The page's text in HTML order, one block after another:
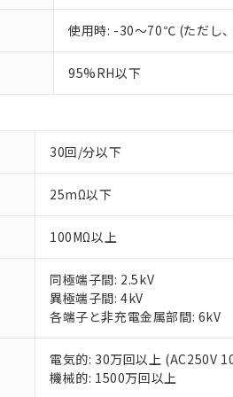
使用時: -30～70℃ (ただし、
95%RH以下
30回/分以下
25mΩ以下
100MΩ以上
同極端子間: 2.5kV
異極端子間: 4kV
各端子と非充電金属部間: 6kV
電気的: 30万回以上 (AC250V
機械的: 1500万回以上
本サービス
当社制御機
のであり、
い。
正式な納期
※1 対応状況
対応済み：EU
仕入先様の事情に
*EU RoHS指令（10物質
鉛(Pb) 1000ppm以下、
六価クロム(Cr(Ⅵ))
フタル酸ビス(2-エチル
フタル酸エステル類の
※1 中国
「×」：最大均質
「－」：未確認で
*中国RoHS10物質の基
Pb(鉛) :1000ppm、
Cr(Ⅵ)(六価クロム) :
DBP(フタル酸ジブチル
DEHP(フタル酸ビス(2-
当社は、こ
などの必要な
当社は規制
ます。
当社は貴社
記
号
○ 一定数